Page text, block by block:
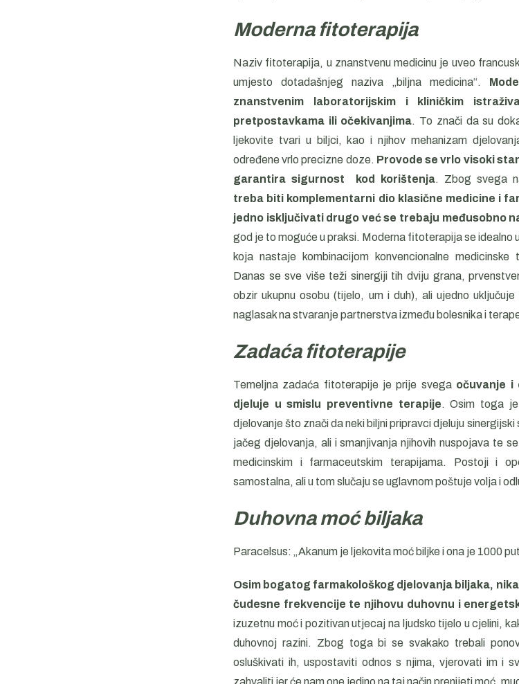
Moderna fitoterapija
Naziv fitoterapija, u znanstvenu medicinu je uveo
umjesto dotadašnjeg naziva „biljna medicina“.
znanstvenim laboratorijskim i kliničkim
pretpostavkama ili očekivanjima. To znači da su
ljekovite tvari u biljci, kao i njihov mehanizam
određene vrlo precizne doze. Provode se vrlo visoki
garantira sigurnost kod korištenja. Zbog svega
treba biti komplementarni dio klasične medicine i
jedno isključivati drugo već se trebaju međusobno
god je to moguće u praksi. Moderna fitoterapija se idealno
koja nastaje kombinacijom konvencionalne
Danas se sve više teži sinergiji tih dviju grana,
obzir ukupnu osobu (tijelo, um i duh), ali ujedno
naglasak na stvaranje partnerstva između bolesnika i
Zadaća fitoterapije
Temeljna zadaća fitoterapije je prije svega očuvanje i
djeluje u smislu preventivne terapije. Osim toga
djelovanje što znači da neki biljni pripravci djeluju
jačeg djelovanja, ali i smanjivanja njihovih nuspojava te
medicinskim i farmaceutskim terapijama. Postoji i
samostalna, ali u tom slučaju se uglavnom poštuje volja i
Duhovna moć biljaka
Paracelsus: „Akanum je ljekovita moć biljke i ona je 1000
Osim bogatog farmakološkog djelovanja biljaka,
čudesne frekvencije te njihovu duhovnu i
izuzetnu moć i pozitivan utjecaj na ljudsko tijelo u cjelini,
duhovnoj razini. Zbog toga bi se svakako trebali
osluškivati ih, uspostaviti odnos s njima, vjerovati im i
zahvaliti jer će nam one jedino na taj način prenijeti moć,